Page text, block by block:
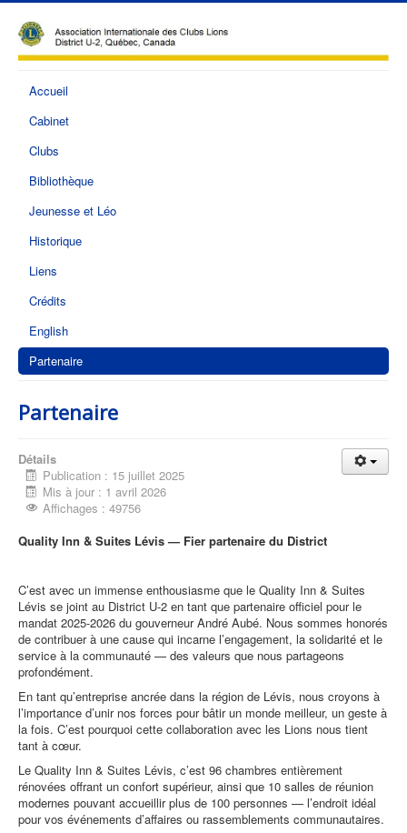
Accueil
Cabinet
Clubs
Bibliothèque
Jeunesse et Léo
Historique
Liens
Crédits
English
Partenaire
Partenaire
Détails
Publication : 15 juillet 2025
Mis à jour : 1 avril 2026
Affichages : 49756
Quality Inn & Suites Lévis — Fier partenaire du District
C’est avec un immense enthousiasme que le Quality Inn & Suites
Lévis se joint au District U-2 en tant que partenaire officiel pour le
mandat 2025-2026 du gouverneur André Aubé. Nous sommes honorés
de contribuer à une cause qui incarne l’engagement, la solidarité et le
service à la communauté — des valeurs que nous partageons
profondément.
En tant qu’entreprise ancrée dans la région de Lévis, nous croyons à
l’importance d’unir nos forces pour bâtir un monde meilleur, un geste à
la fois. C’est pourquoi cette collaboration avec les Lions nous tient
tant à cœur.
Le Quality Inn & Suites Lévis, c’est 96 chambres entièrement
rénovées offrant un confort supérieur, ainsi que 10 salles de réunion
modernes pouvant accueillir plus de 100 personnes — l’endroit idéal
pour vos événements d’affaires ou rassemblements communautaires.